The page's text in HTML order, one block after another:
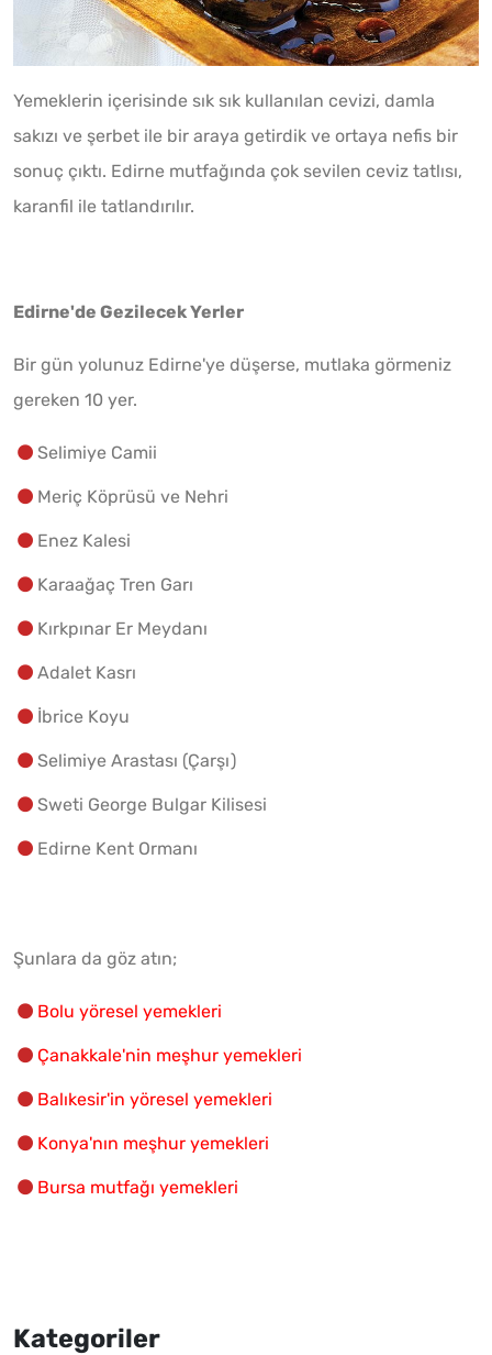
Yemeklerin içerisinde sık sık kullanılan cevizi, damla
sakızı ve şerbet ile bir araya getirdik ve ortaya nefis bir
sonuç çıktı. Edirne mutfağında çok sevilen ceviz tatlısı,
karanfil ile tatlandırılır.
Edirne'de Gezilecek Yerler
Bir gün yolunuz Edirne'ye düşerse, mutlaka görmeniz
gereken 10 yer.
Selimiye Camii
Meriç Köprüsü ve Nehri
Enez Kalesi
Karaağaç Tren Garı
Kırkpınar Er Meydanı
Adalet Kasrı
İbrice Koyu
Selimiye Arastası (Çarşı)
Sweti George Bulgar Kilisesi
Edirne Kent Ormanı
Şunlara da göz atın;
Bolu yöresel yemekleri
Çanakkale'nin meşhur yemekleri
Balıkesir'in yöresel yemekleri
Konya'nın meşhur yemekleri
Bursa mutfağı yemekleri
Kategoriler